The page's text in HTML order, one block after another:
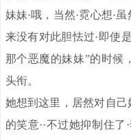
妹妹·哦，当然·霓心想·
来没有对此胆怯过·即使
那个恶魔的妹妹”的时候
头衔。
她想到这里，居然对自
的笑意··不过她抑制住了